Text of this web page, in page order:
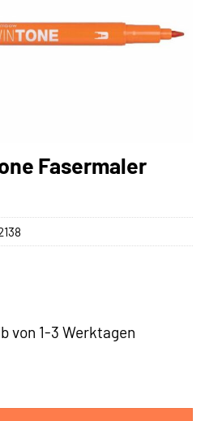
Fasermaler
von 1-3 Werktagen